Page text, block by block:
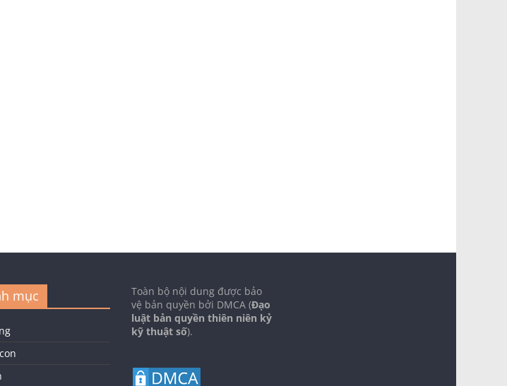
mục
Toàn bộ nội dung được bảo
vệ bản quyền bởi DMCA (Đạo
luật bản quyền thiên niên kỷ
kỹ thuật số).